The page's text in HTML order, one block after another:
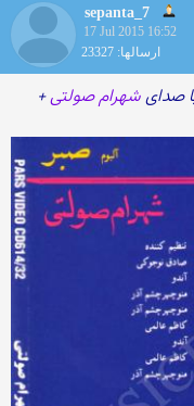
sepanta_7
17 Jul 2015 16:52
ارسالها: 23327
صدایشهرام صولتی+